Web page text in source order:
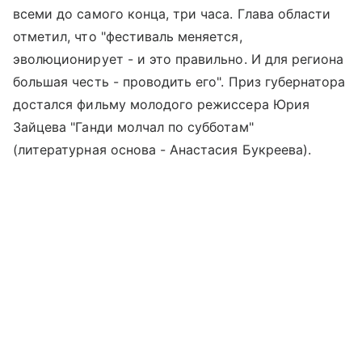
всеми до самого конца, три часа. Глава области
отметил, что "фестиваль меняется,
эволюционирует - и это правильно. И для региона
большая честь - проводить его". Приз губернатора
достался фильму молодого режиссера Юрия
Зайцева "Ганди молчал по субботам"
(литературная основа - Анастасия Букреева).